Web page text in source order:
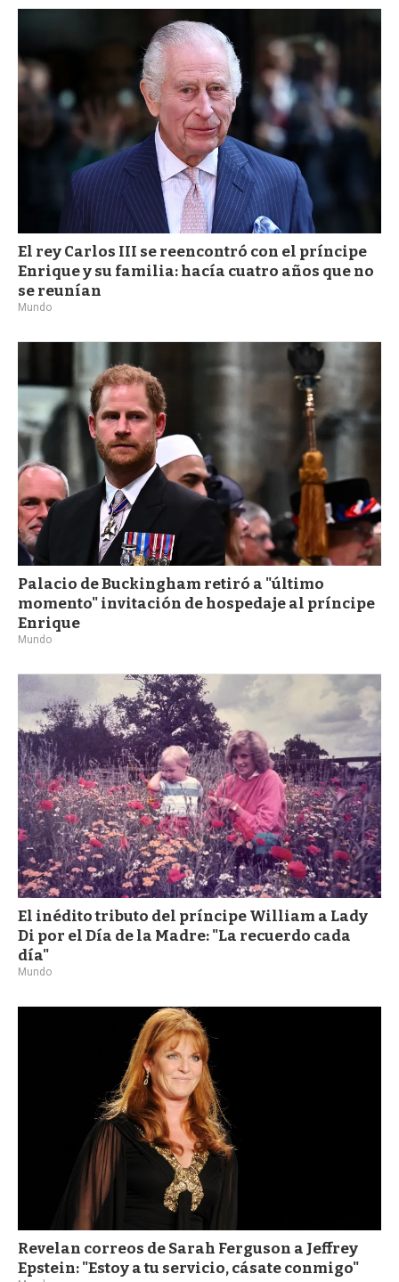
El rey Carlos III se reencontró con el príncipe
Enrique y su familia: hacía cuatro años que no
se reunían
Mundo
Palacio de Buckingham retiró a "último
momento" invitación de hospedaje al príncipe
Enrique
Mundo
El inédito tributo del príncipe William a Lady
Di por el Día de la Madre: "La recuerdo cada
día"
Mundo
Revelan correos de Sarah Ferguson a Jeffrey
Epstein: "Estoy a tu servicio, cásate conmigo"